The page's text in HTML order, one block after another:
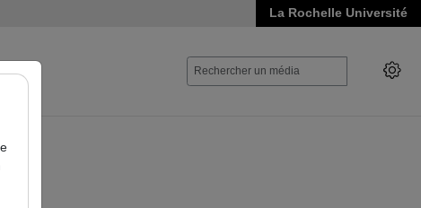
La Rochelle Université